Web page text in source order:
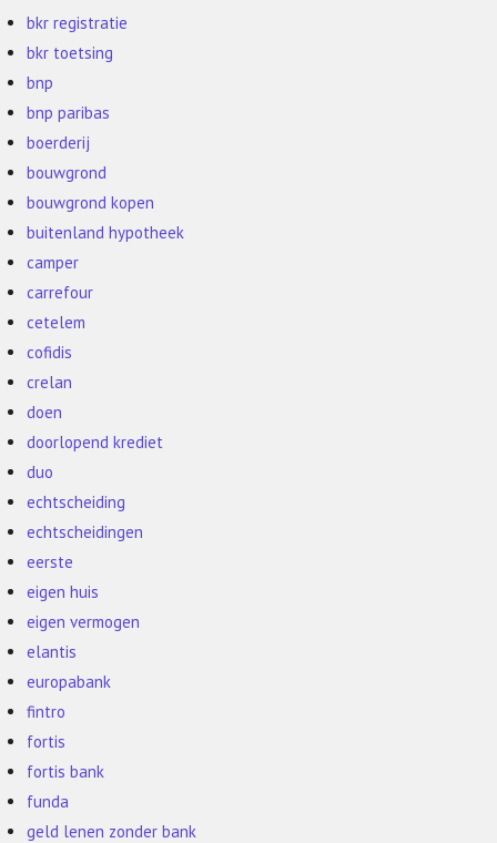
bkr registratie
bkr toetsing
bnp
bnp paribas
boerderij
bouwgrond
bouwgrond kopen
buitenland hypotheek
camper
carrefour
cetelem
cofidis
crelan
doen
doorlopend krediet
duo
echtscheiding
echtscheidingen
eerste
eigen huis
eigen vermogen
elantis
europabank
fintro
fortis
fortis bank
funda
geld lenen zonder bank